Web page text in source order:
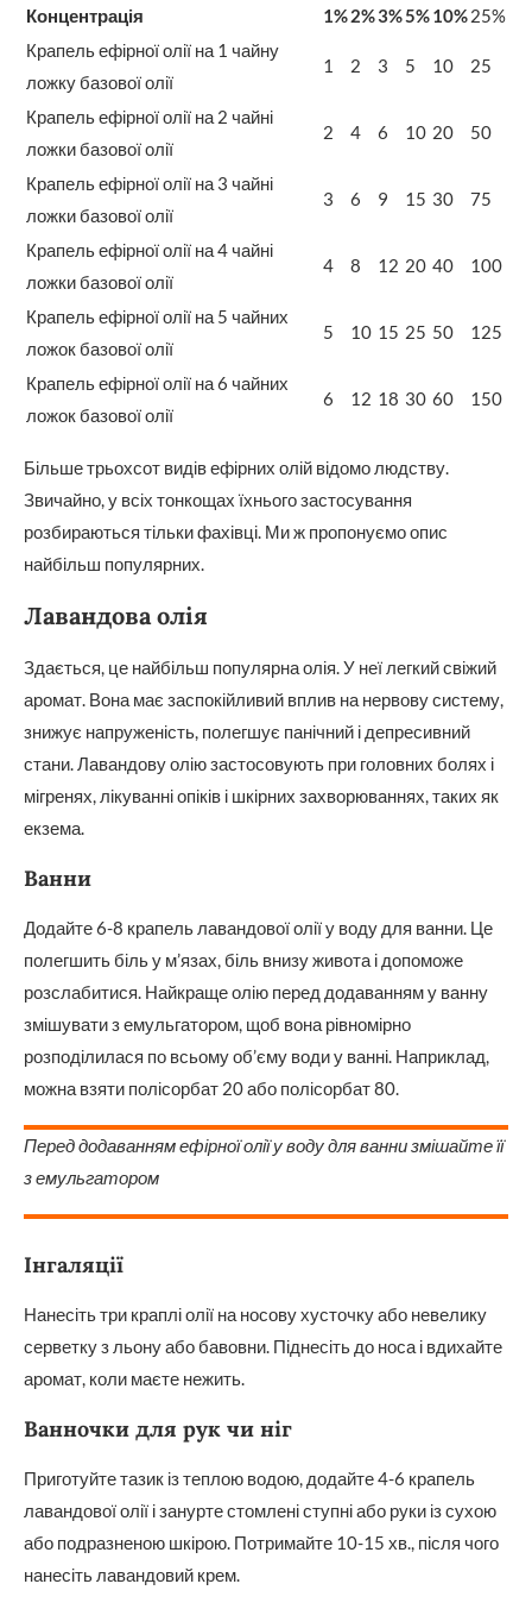
Концентрація 1%2%3%5%10%25%
Крапель ефірної олії на 1 чайну
ложку базової олії
1 2 3 5 10 25
Крапель ефірної олії на 2 чайні
ложки базової олії
2 4 6 10 20 50
Крапель ефірної олії на 3 чайні
ложки базової олії
3 6 9 15 30 75
Крапель ефірної олії на 4 чайні
ложки базової олії
4 8 12 20 40 100
Крапель ефірної олії на 5 чайних
ложок базової олії
5 10 15 25 50 125
Крапель ефірної олії на 6 чайних
ложок базової олії
6 12 18 30 60 150
Більше трьохсот видів ефірних олій відомо людству.
Звичайно, у всіх тонкощах їхнього застосування
розбираються тільки фахівці. Ми ж пропонуємо опис
найбільш популярних.
Лавандова олія
Здається, це найбільш популярна олія. У неї легкий свіжий
аромат. Вона має заспокійливий вплив на нервову систему,
знижує напруженість, полегшує панічний і депресивний
стани. Лавандову олію застосовують при головних болях і
мігренях, лікуванні опіків і шкірних захворюваннях, таких як
екзема.
Ванни
Додайте 6-8 крапель лавандової олії у воду для ванни. Це
полегшить біль у м’язах, біль внизу живота і допоможе
розслабитися. Найкраще олію перед додаванням у ванну
змішувати з емульгатором, щоб вона рівномірно
розподілилася по всьому об’єму води у ванні. Наприклад,
можна взяти полісорбат 20 або полісорбат 80.
Перед додаванням ефірної олії у воду для ванни змішайте її
з емульгатором
Інгаляції
Нанесіть три краплі олії на носову хусточку або невелику
серветку з льону або бавовни. Піднесіть до носа і вдихайте
аромат, коли маєте нежить.
Ванночки для рук чи ніг
Приготуйте тазик із теплою водою, додайте 4-6 крапель
лавандової олії і занурте стомлені ступні або руки із сухою
або подразненою шкірою. Потримайте 10-15 хв., після чого
нанесіть лавандовий крем.